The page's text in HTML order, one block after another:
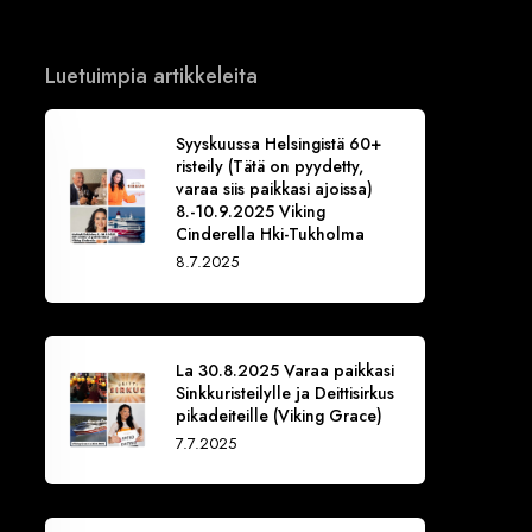
Luetuimpia artikkeleita
Syyskuussa Helsingistä 60+
risteily (Tätä on pyydetty,
varaa siis paikkasi ajoissa)
8.-10.9.2025 Viking
Cinderella Hki-Tukholma
8.7.2025
La 30.8.2025 Varaa paikkasi
Sinkkuristeilylle ja Deittisirkus
pikadeiteille (Viking Grace)
7.7.2025